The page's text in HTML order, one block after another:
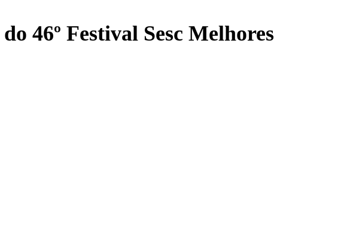
46º Festival Sesc Melhores